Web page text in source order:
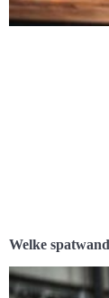
Welke